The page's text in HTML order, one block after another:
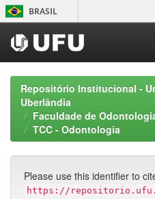
Skip
navigation
BRASIL
Repositório Institucional -
Uberlândia
Faculdade de
TCC - Odontologia
Please use this identifier to
https://